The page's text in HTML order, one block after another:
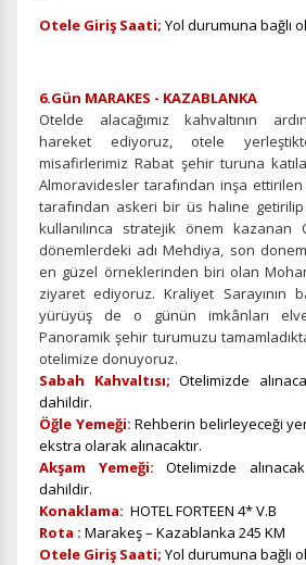
Otele Giriş Saati; Yol durumuna bağlı
6.Gün MARAKES - KAZABLANKA
Otelde alacağımız kahvaltının
hareket ediyoruz, otele
misafirlerimiz Rabat şehir turuna
Almoravidesler tarafından inşa
tarafından askeri bir üs haline
kullanılınca stratejik önem
dönemlerdeki adı Mehdiya, son
en güzel örneklerinden biri olan
ziyaret ediyoruz. Kraliyet Sarayının
yürüyüş de o günün imkânları
Panoramik şehir turumuzu
otelimize donuyoruz.
Sabah Kahvaltısı; Otelimizde
dahildir.
Öğle Yemeği: Rehberin belirleyeceği
ekstra olarak alınacaktır.
Akşam Yemeği: Otelimizde
dahildir.
Konaklama: HOTEL FORTEEN 4* V.B
Rota : Marakeş – Kazablanka 245 KM
Otele Giriş Saati; Yol durumuna bağlı